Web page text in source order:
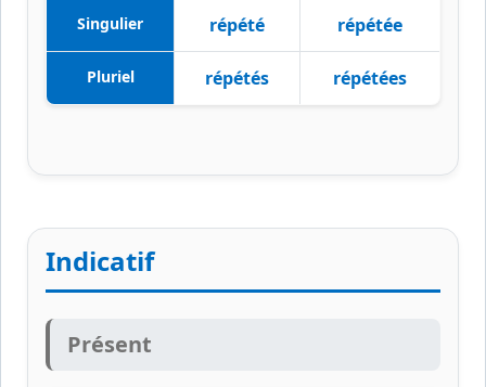
Singulier répété répétée
Pluriel répétés répétées
Indicatif
Présent